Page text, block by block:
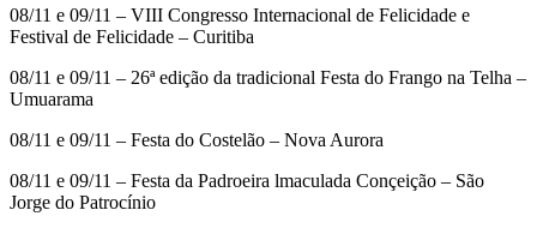
08/11 e 09/11 – VIII Congresso Internacional de Felicidade e
Festival de Felicidade – Curitiba
08/11 e 09/11 – 26ª edição da tradicional Festa do Frango na Telha –
Umuarama
08/11 e 09/11 – Festa do Costelão – Nova Aurora
08/11 e 09/11 – Festa da Padroeira lmaculada Conçeição – São
Jorge do Patrocínio